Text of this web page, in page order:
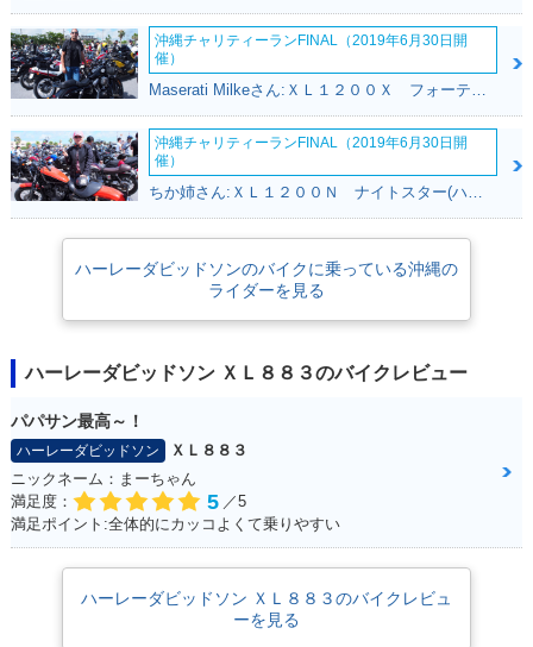
沖縄チャリティーランFINAL（2019年6月30日開
催）
Maserati Milkeさん:ＸＬ１２００Ｘ フォーティエイト(ハーレーダビッドソン)
沖縄チャリティーランFINAL（2019年6月30日開
催）
ちか姉さん:ＸＬ１２００Ｎ ナイトスター(ハーレーダビッドソン)
ハーレーダビッドソンのバイクに乗っている沖縄の
ライダーを見る
ハーレーダビッドソン ＸＬ８８３のバイクレビュー
パパサン最高～！
ハーレーダビッドソン
ＸＬ８８３
ニックネーム：まーちゃん
満足度：
5 ／5
満足ポイント:全体的にカッコよくて乗りやすい
ハーレーダビッドソン ＸＬ８８３のバイクレビュ
ーを見る